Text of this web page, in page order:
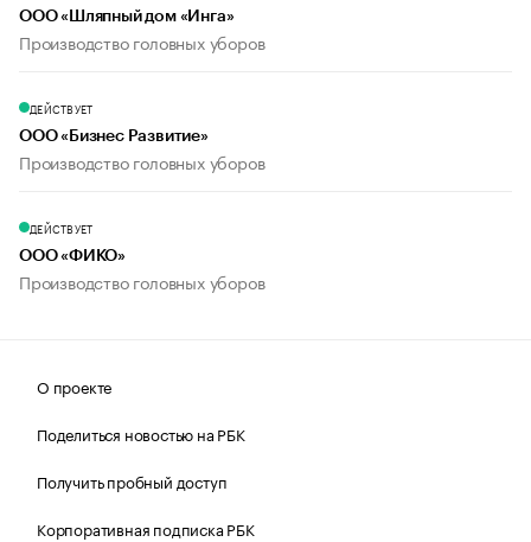
ООО «Шляпный дом «Инга»
Производство головных уборов
ДЕЙСТВУЕТ
ООО «Бизнес Развитие»
Производство головных уборов
ДЕЙСТВУЕТ
ООО «ФИКО»
Производство головных уборов
О проекте
Поделиться новостью на РБК
Получить пробный доступ
Корпоративная подписка РБК